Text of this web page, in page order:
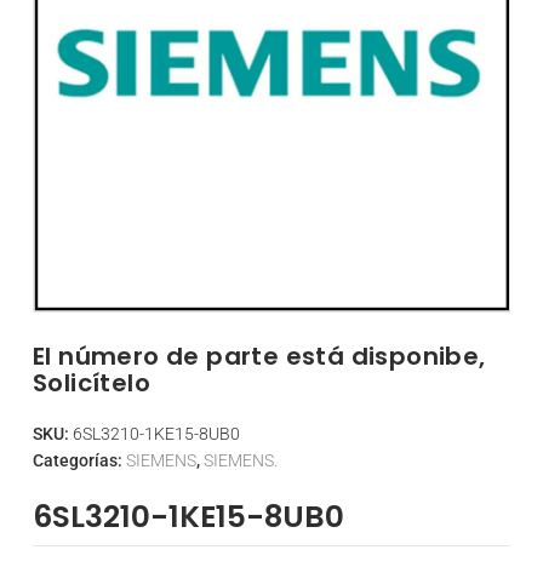
El número de parte está disponibe,
Solicítelo
SKU: 6SL3210-1KE15-8UB0
Categorías: SIEMENS,SIEMENS.
6SL3210-1KE15-8UB0